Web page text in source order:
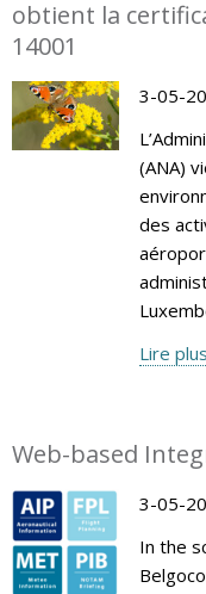
obtient la
14001
3-05-
(ANA)
des
Lire plus
Web-based
3-05-
In the